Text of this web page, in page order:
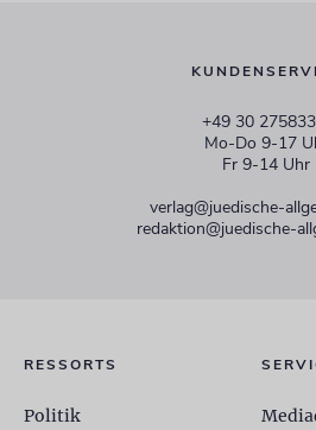
+49 30
Mo-Do 9-17
Fr 9-14 Uhr
verlag@juedische-
redaktion@juedische-
RESSORTS
Politik